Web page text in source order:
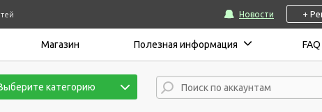
Новости +
Магазин Полезная информация FAQ
категорию